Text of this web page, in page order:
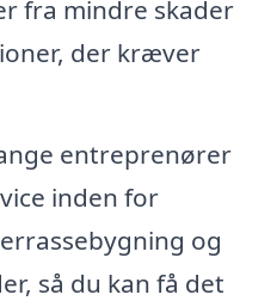
fra mindre skader
der kræver
entreprenører
inden for
og
så du kan få det